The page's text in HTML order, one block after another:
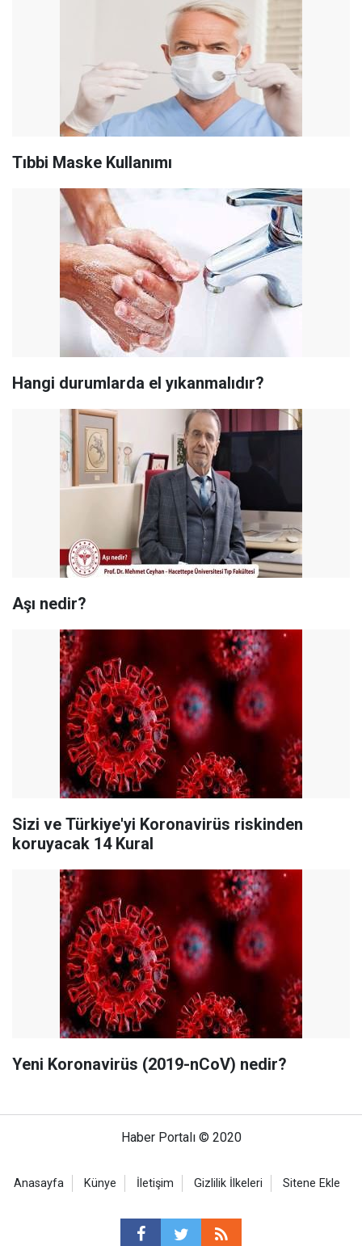
Tıbbi Maske Kullanımı
Hangi durumlarda el yıkanmalıdır?
Aşı nedir?
Sizi ve Türkiye'yi Koronavirüs riskinden
koruyacak 14 Kural
Yeni Koronavirüs (2019-nCoV) nedir?
Haber Portalı © 2020
Anasayfa Künye İletişim Gizlilik İlkeleri Sitene Ekle